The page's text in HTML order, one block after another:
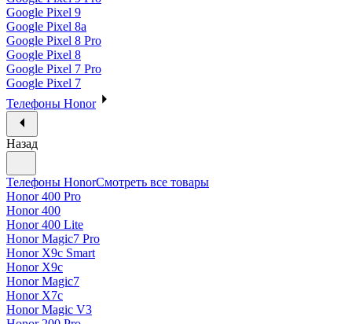
Google Pixel 9
Google Pixel 8a
Google Pixel 8 Pro
Google Pixel 8
Google Pixel 7 Pro
Google Pixel 7
Телефоны Honor
Назад
Телефоны HonorСмотреть все товары
Honor 400 Pro
Honor 400
Honor 400 Lite
Honor Magic7 Pro
Honor X9c Smart
Honor X9c
Honor Magic7
Honor X7c
Honor Magic V3